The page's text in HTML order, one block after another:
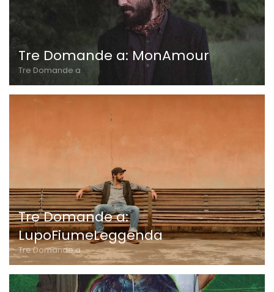
Tre Domande a: MonAmour
Tre Domande a
Tre Domande a:
LupoFiumeLeggenda
Tre Domande a